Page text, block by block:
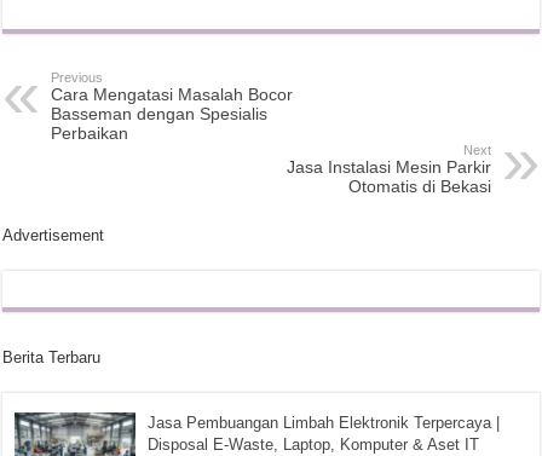
Previous
Cara Mengatasi Masalah Bocor
Basseman dengan Spesialis
Perbaikan
Next
Jasa Instalasi Mesin Parkir
Otomatis di Bekasi
Advertisement
Berita Terbaru
Jasa Pembuangan Limbah Elektronik Terpercaya |
Disposal E-Waste, Laptop, Komputer & Aset IT